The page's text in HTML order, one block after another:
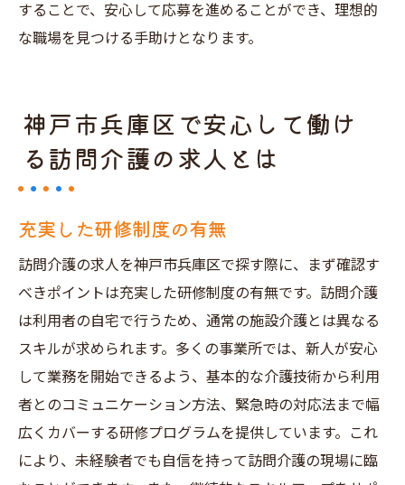
することで、安心して応募を進めることができ、理想的
な職場を見つける手助けとなります。
神戸市兵庫区で安心して働け
る訪問介護の求人とは
充実した研修制度の有無
訪問介護の求人を神戸市兵庫区で探す際に、まず確認す
べきポイントは充実した研修制度の有無です。訪問介護
は利用者の自宅で行うため、通常の施設介護とは異なる
スキルが求められます。多くの事業所では、新人が安心
して業務を開始できるよう、基本的な介護技術から利用
者とのコミュニケーション方法、緊急時の対応法まで幅
広くカバーする研修プログラムを提供しています。これ
により、未経験者でも自信を持って訪問介護の現場に臨